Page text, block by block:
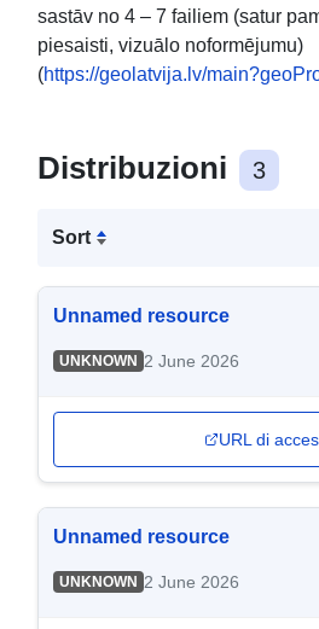
sastāv no 4 – 7 failiem (satur
piesaisti, vizuālo noformējumu)
(https://geolatvija.lv/
Distribuzioni 3
Sort
Unnamed resource
UNKNOWN 2 June 2026
URL di
Unnamed resource
UNKNOWN 2 June 2026